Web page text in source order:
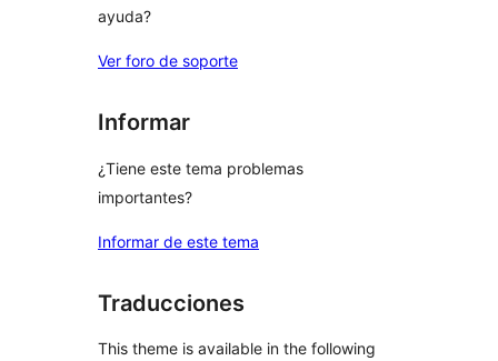
ayuda?
Ver foro de soporte
Informar
¿Tiene este tema problemas
importantes?
Informar de este tema
Traducciones
This theme is available in the following